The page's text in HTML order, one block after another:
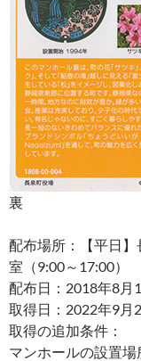
裏
配布場所：【平日
室（9:00～17:00）
配布日：2018年8月
取得日：2022年9月
取得の追加条件：
マンホールの設置